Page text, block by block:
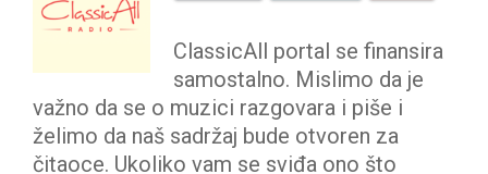
ClassicAll portal se finansira
samostalno. Mislimo da je
važno da se o muzici razgovara i piše i
želimo da naš sadržaj bude otvoren za
čitaoce. Ukoliko vam se sviđa ono što